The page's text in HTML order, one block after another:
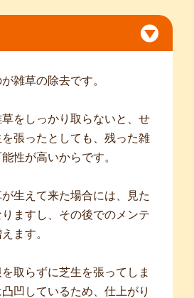
雑草の除去です。
をしっかり取らないと、せ
張ったとしても、残った雑
性が高いからです。
生えて来た場合には、見た
ますし、その後でのメンテ
ます。
取らずに芝生を張ってしま
凹しているため、仕上がり